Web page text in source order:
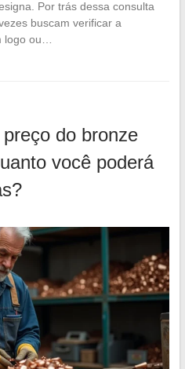
Por trás dessa consulta
buscam verificar a
logo ou…
do bronze
você poderá